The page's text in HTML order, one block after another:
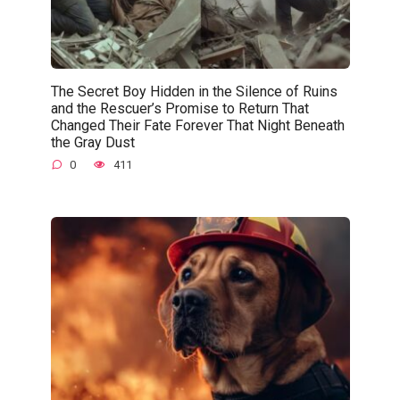
The Secret Boy Hidden in the Silence of Ruins
and the Rescuer’s Promise to Return That
Changed Their Fate Forever That Night Beneath
the Gray Dust
0 411